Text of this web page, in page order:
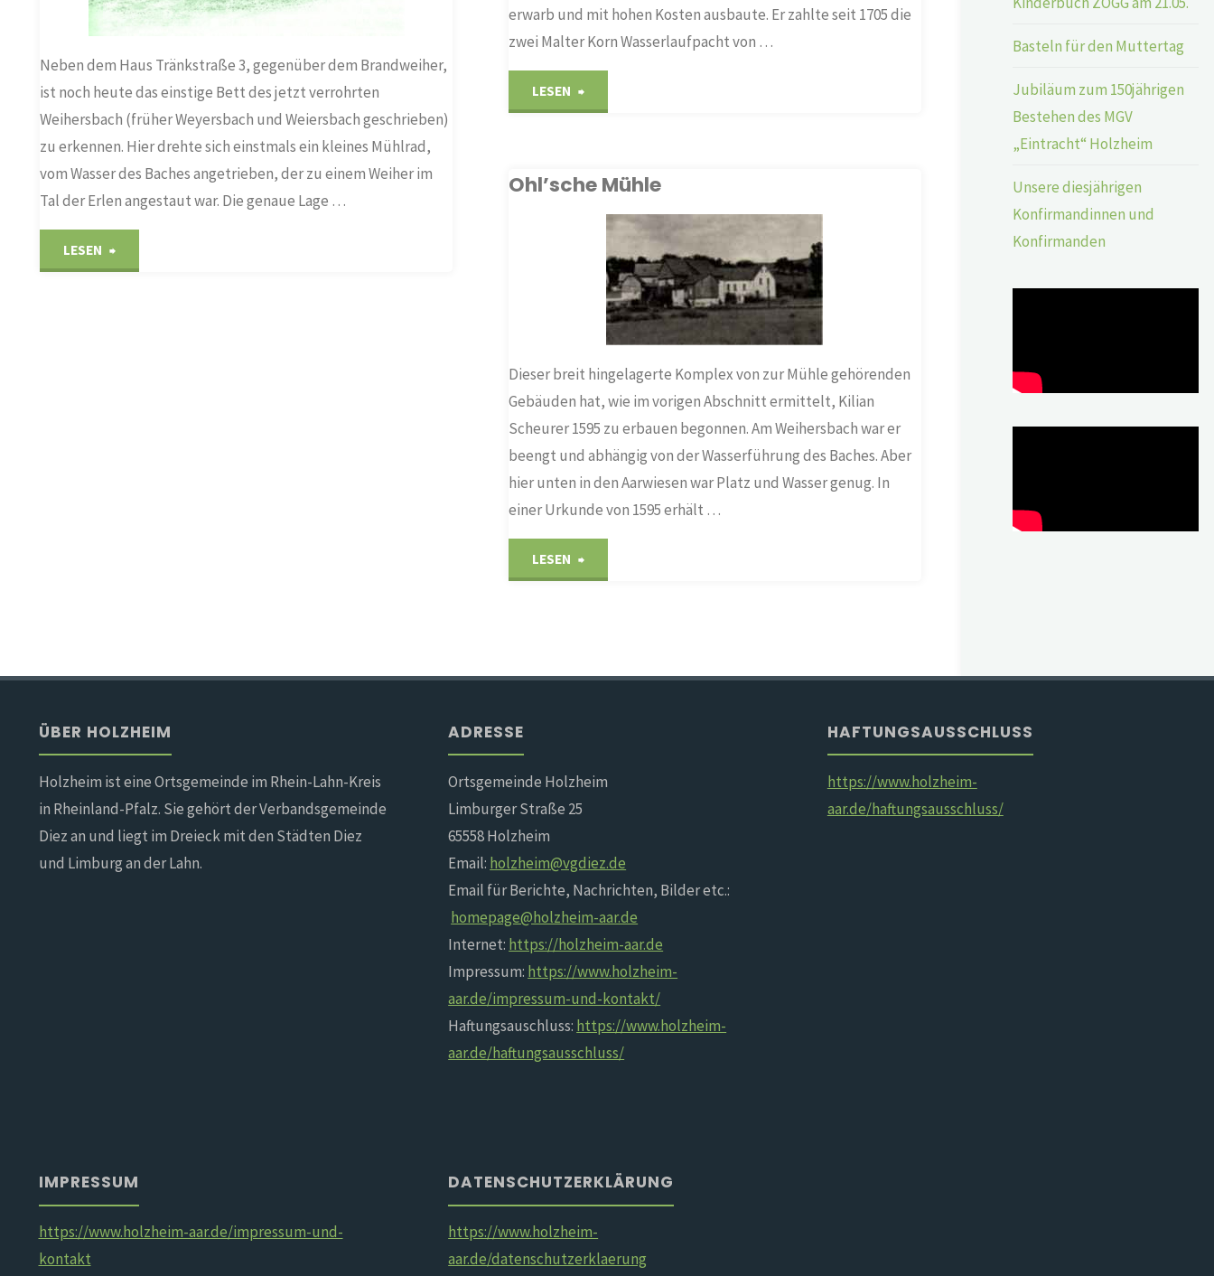
Neben dem Haus Tränkstraße 3, gegenüber dem Brandweiher,
ist noch heute das einstige Bett des jetzt verrohrten
Weihersbach (früher Weyersbach und Weiersbach geschrieben)
zu erkennen. Hier drehte sich einstmals ein kleines Mühlrad,
vom Wasser des Baches angetrieben, der zu einem Weiher im
Tal der Erlen angestaut war. Die genaue Lage …
LESEN "Mühle
erwarb und mit hohen Kosten ausbaute. Er zahlte seit 1705 die
zwei Malter Korn Wasserlaufpacht von …
LESEN "Ardeckermühle
Ohl’sche Mühle
Dieser breit hingelagerte Komplex von zur Mühle gehörenden
Gebäuden hat, wie im vorigen Abschnitt ermittelt, Kilian
Scheurer 1595 zu erbauen begonnen. Am Weihersbach war er
beengt und abhängig von der Wasserführung des Baches. Aber
hier unten in den Aarwiesen war Platz und Wasser genug. In
einer Urkunde von 1595 erhält …
LESEN "Ohl’sche
Basteln für den Muttertag
Jubiläum zum 150jährigen
Bestehen des MGV
„Eintracht“ Holzheim
Unsere diesjährigen
Konfirmandinnen und
Konfirmanden
ÜBER HOLZHEIM
Holzheim ist eine Ortsgemeinde im Rhein-Lahn-Kreis
in Rheinland-Pfalz. Sie gehört der Verbandsgemeinde
Diez an und liegt im Dreieck mit den Städten Diez
und Limburg an der Lahn.
ADRESSE
Ortsgemeinde Holzheim
Limburger Straße 25
65558 Holzheim
Email: holzheim@vgdiez.de
Email für Berichte, Nachrichten, Bilder etc.:
homepage@holzheim-aar.de
Internet: https://holzheim-aar.de
Impressum: https://www.holzheim-
aar.de/impressum-und-kontakt/
Haftungsauschluss: https://www.holzheim-
aar.de/haftungsausschluss/
HAFTUNGSAUSSCHLUSS
https://www.holzheim-
aar.de/haftungsausschluss/
IMPRESSUM
https://www.holzheim-aar.de/impressum-und-
kontakt
DATENSCHUTZERKLÄRUNG
https://www.holzheim-
aar.de/datenschutzerklaerung